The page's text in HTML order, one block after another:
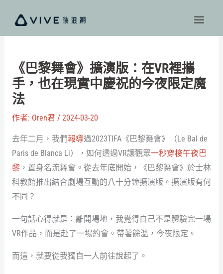
主
《巴黎舞會》擴演版：在VR裡攜
手，也在現實中慶祝的今夜限定魔
法
作者: Oren君 / 2024-03-20
去年二月，我們報導過2023TIFA​《巴黎舞會》（Le Bal de
Paris de Blanca Li），如何透過VR讓觀眾一秒穿梭午夜巴
黎，置身名流舞會。從去年底開始，​《巴黎舞會》於士林
科教館推出結合劇場互動的八十分鐘擴演版。擴演版有何
不同？
一句話心得就是：離開場地，我覺得自己不是體驗完一場
VR作品，而是赴了一場約會。帶著餘溫，今夜限定。
而這，就要從我獨自一人前往說起了。